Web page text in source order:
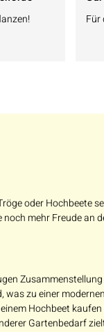
Für
oder Hochbeete
mehr Freude an
was zu einer
Hochbeet
Gartenbedarf